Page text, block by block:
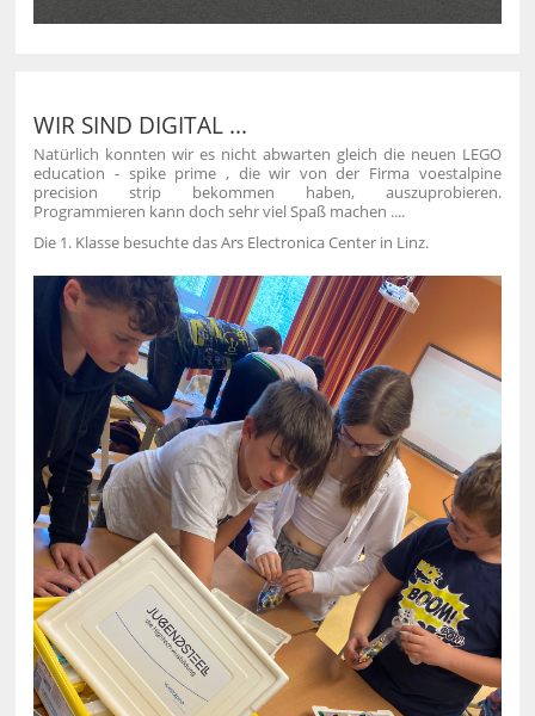
WIR SIND DIGITAL ...
Natürlich konnten wir es nicht abwarten gleich die neuen LEGO
education - spike prime , die wir von der Firma voestalpine
precision strip bekommen haben, auszuprobieren.
Programmieren kann doch sehr viel Spaß machen ....
Die 1. Klasse besuchte das Ars Electronica Center in Linz.